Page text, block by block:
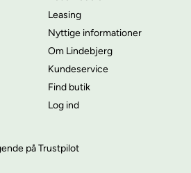
Leasing
Nyttige informationer
Om Lindebjerg
Kundeservice
Find butik
Log ind
på Trustpilot